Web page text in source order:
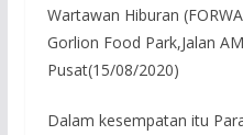
Wartawan Hiburan
Gorlion Food Park,Jalan
Pusat(15/08/2020)
Dalam kesempatan itu